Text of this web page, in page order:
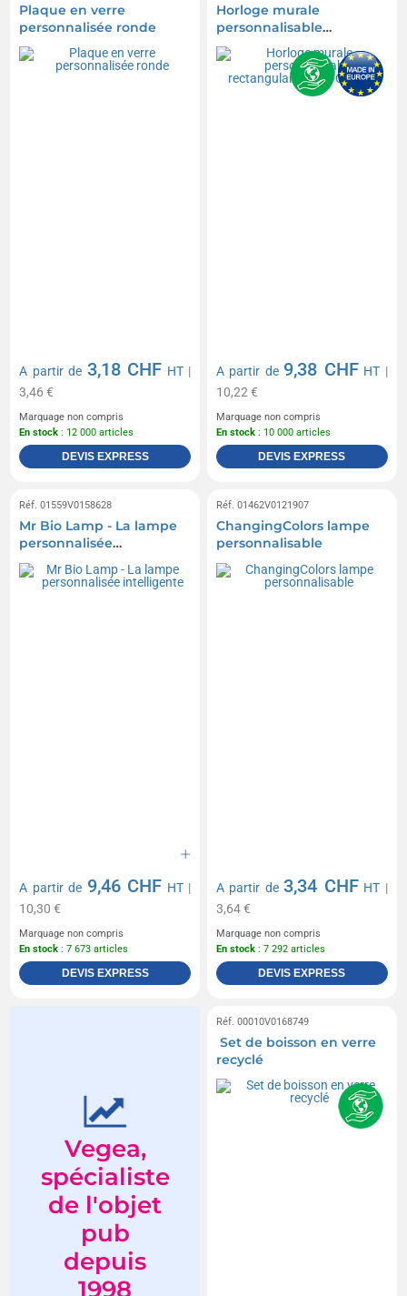
Plaque en verre
personnalisée ronde
A partir de 3,18 CHF HT|
3,46 €
Marquage non compris
En stock : 12 000 articles
DEVIS EXPRESS
Horloge murale
personnalisable
rectangulaire Brite-
Clock®
A partir de 9,38 CHF HT |
10,22 €
Marquage non compris
En stock : 10 000 articles
DEVIS EXPRESS
Réf. 01559V0158628
Mr Bio Lamp - La lampe
personnalisée
intelligente
A partir de 9,46 CHF HT|
10,30 €
Marquage non compris
En stock : 7 673 articles
DEVIS EXPRESS
Réf. 01462V0121907
ChangingColors lampe
personnalisable
A partir de3,34 CHF HT |
3,64 €
Marquage non compris
En stock : 7 292 articles
DEVIS EXPRESS
Vegea,
spécialiste
de l'objet
pub
depuis
1998
Réf. 00010V0168749
Set de boisson en verre
recyclé